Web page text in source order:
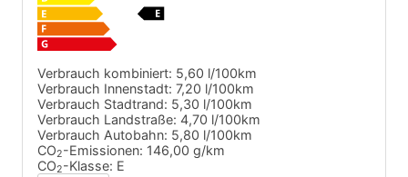
Verbrauch kombiniert: 5,60 l/100km
Verbrauch Innenstadt: 7,20 l/100km
Verbrauch Stadtrand: 5,30 l/100km
Verbrauch Landstraße: 4,70 l/100km
Verbrauch Autobahn: 5,80 l/100km
CO2-Emissionen: 146,00 g/km
CO2-Klasse: E